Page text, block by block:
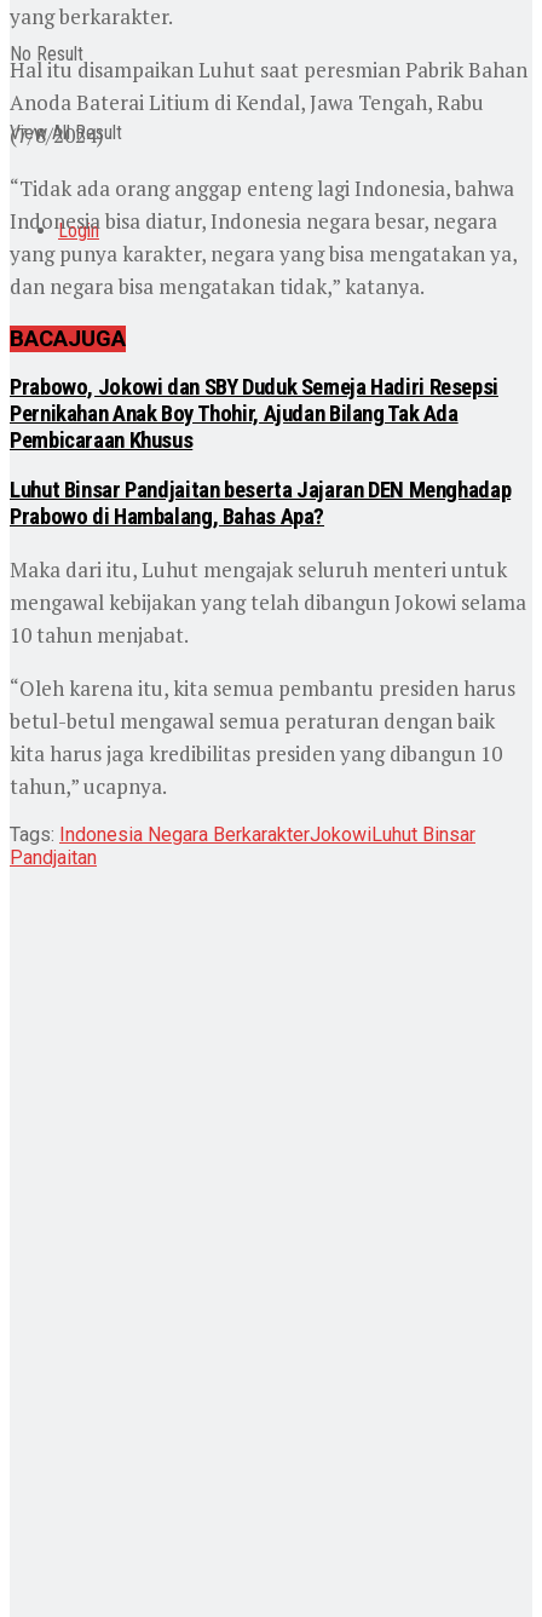
No Result
View All Result
Login
yang berkarakter.
Hal itu disampaikan Luhut saat peresmian Pabrik Bahan
Anoda Baterai Litium di Kendal, Jawa Tengah, Rabu
(7/8/2024)
“Tidak ada orang anggap enteng lagi Indonesia, bahwa
Indonesia bisa diatur, Indonesia negara besar, negara
yang punya karakter, negara yang bisa mengatakan ya,
dan negara bisa mengatakan tidak,” katanya.
BACAJUGA
Prabowo, Jokowi dan SBY Duduk Semeja Hadiri Resepsi
Pernikahan Anak Boy Thohir, Ajudan Bilang Tak Ada
Pembicaraan Khusus
Luhut Binsar Pandjaitan beserta Jajaran DEN Menghadap
Prabowo di Hambalang, Bahas Apa?
Maka dari itu, Luhut mengajak seluruh menteri untuk
mengawal kebijakan yang telah dibangun Jokowi selama
10 tahun menjabat.
“Oleh karena itu, kita semua pembantu presiden harus
betul-betul mengawal semua peraturan dengan baik
kita harus jaga kredibilitas presiden yang dibangun 10
tahun,” ucapnya.
Tags: Indonesia Negara BerkarakterJokowiLuhut Binsar
Pandjaitan